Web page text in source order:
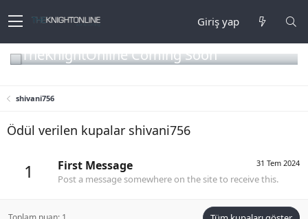
Giriş yap
TheKnightOnline Coming Soon
shivani756
Ödül verilen kupalar shivani756
1 31 Tem 2024
First Message
Post a message somewhere on the site to receive this.